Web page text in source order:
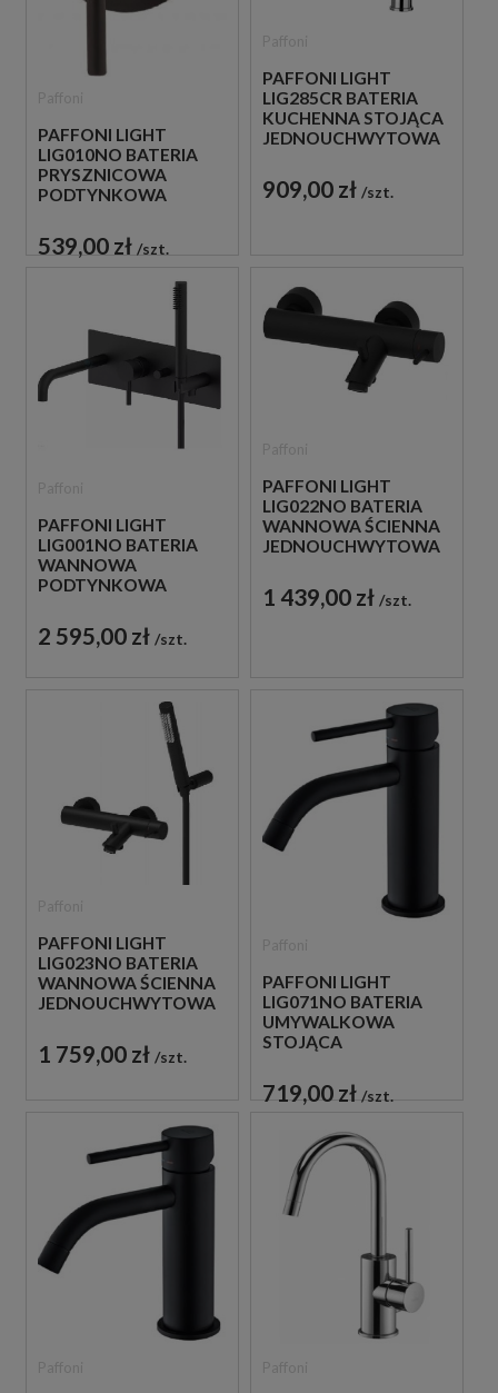
PAFFONI LIGHT
LIG010NO BATERIA
PRYSZNICOWA
PODTYNKOWA
CZARNA
539,00 zł szt.
PAFFONI LIGHT
LIG285CR BATERIA
KUCHENNA STOJĄCA
JEDNOUCHWYTOWA
909,00 zł szt.
PAFFONI LIGHT
LIG001NO BATERIA
WANNOWA
PODTYNKOWA
CZARNA
2 595,00 zł szt.
PAFFONI LIGHT
LIG022NO BATERIA
WANNOWA ŚCIENNA
JEDNOUCHWYTOWA
1 439,00 zł szt.
PAFFONI LIGHT
LIG023NO BATERIA
WANNOWA ŚCIENNA
JEDNOUCHWYTOWA
1 759,00 zł szt.
PAFFONI LIGHT
LIG071NO BATERIA
UMYWALKOWA
STOJĄCA
CZARNA
719,00 zł szt.